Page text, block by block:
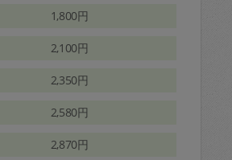
1,800円
2,100円
2,350円
2,580円
2,870円